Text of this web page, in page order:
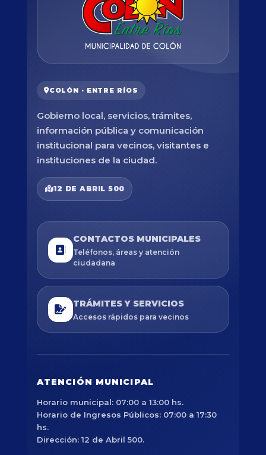
COLÓN · ENTRE RÍOS
Gobierno local, servicios, trámites,
información pública y comunicación
institucional para vecinos, visitantes e
instituciones de la ciudad.
12 DE ABRIL 500
CONTACTOS MUNICIPALES
Teléfonos, áreas y atención
ciudadana
TRÁMITES Y SERVICIOS
Accesos rápidos para vecinos
ATENCIÓN MUNICIPAL
Horario municipal: 07:00 a 13:00 hs.
Horario de Ingresos Públicos: 07:00 a 17:30
hs.
Dirección: 12 de Abril 500.